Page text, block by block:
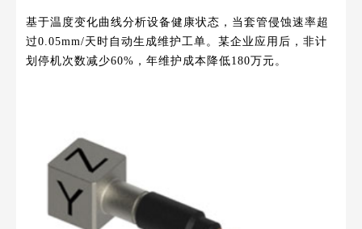
基于温度变化曲线分析设备健康状态，当套管侵蚀速率超
过0.05mm/天时自动生成维护工单。某企业应用后，非计
划停机次数减少60%，年维护成本降低180万元。